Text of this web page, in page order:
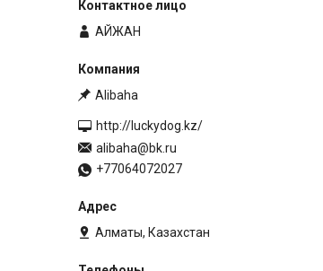
АЙЖАН
Alibaha
http://luckydog.kz/
alibaha@bk.ru
+77064072027
Алматы, Казахстан